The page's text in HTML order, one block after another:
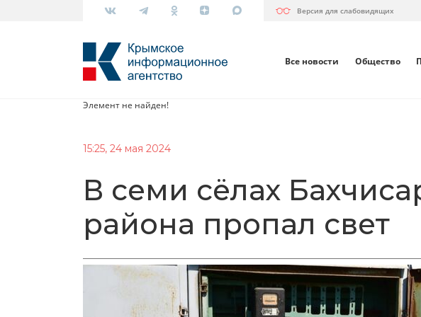
Версия для слабовидящих
Все новости Общество
Элемент не найден!
15:25, 24 мая 2024
В семи сёлах
района пропал свет